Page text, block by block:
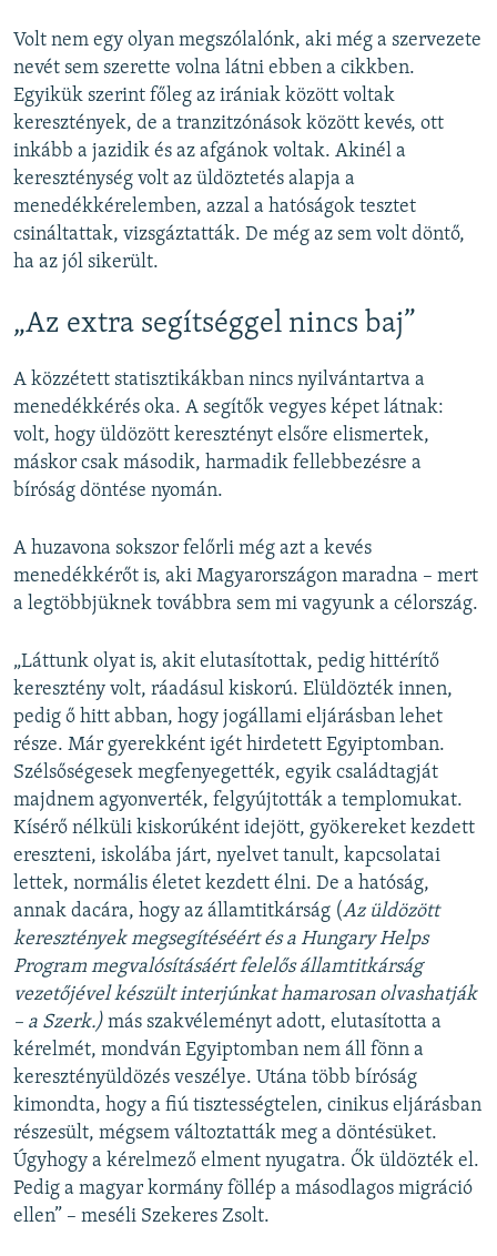
Volt nem egy olyan megszólalónk, aki még a szervezete
nevét sem szerette volna látni ebben a cikkben.
Egyikük szerint főleg az irániak között voltak
keresztények, de a tranzitzónások között kevés, ott
inkább a jazidik és az afgánok voltak. Akinél a
kereszténység volt az üldöztetés alapja a
menedékkérelemben, azzal a hatóságok tesztet
csináltattak, vizsgáztatták. De még az sem volt döntő,
ha az jól sikerült.
„Az extra segítséggel nincs baj”
A közzétett statisztikákban nincs nyilvántartva a
menedékkérés oka. A segítők vegyes képet látnak:
volt, hogy üldözött keresztényt elsőre elismertek,
máskor csak második, harmadik fellebbezésre a
bíróság döntése nyomán.
A huzavona sokszor felőrli még azt a kevés
menedékkérőt is, aki Magyarországon maradna – mert
a legtöbbjüknek továbbra sem mi vagyunk a célország.
„Láttunk olyat is, akit elutasítottak, pedig hittérítő
keresztény volt, ráadásul kiskorú. Elüldözték innen,
pedig ő hitt abban, hogy jogállami eljárásban lehet
része. Már gyerekként igét hirdetett Egyiptomban.
Szélsőségesek megfenyegették, egyik családtagját
majdnem agyonverték, felgyújtották a templomukat.
Kísérő nélküli kiskorúként idejött, gyökereket kezdett
ereszteni, iskolába járt, nyelvet tanult, kapcsolatai
lettek, normális életet kezdett élni. De a hatóság,
annak dacára, hogy az államtitkárság (Az üldözött
keresztények megsegítéséért és a Hungary Helps
Program megvalósításáért felelős államtitkárság
vezetőjével készült interjúnkat hamarosan olvashatják
– a Szerk.) más szakvéleményt adott, elutasította a
kérelmét, mondván Egyiptomban nem áll fönn a
keresztényüldözés veszélye. Utána több bíróság
kimondta, hogy a fiú tisztességtelen, cinikus eljárásban
részesült, mégsem változtatták meg a döntésüket.
Úgyhogy a kérelmező elment nyugatra. Ők üldözték el.
Pedig a magyar kormány föllép a másodlagos migráció
ellen” – meséli Szekeres Zsolt.